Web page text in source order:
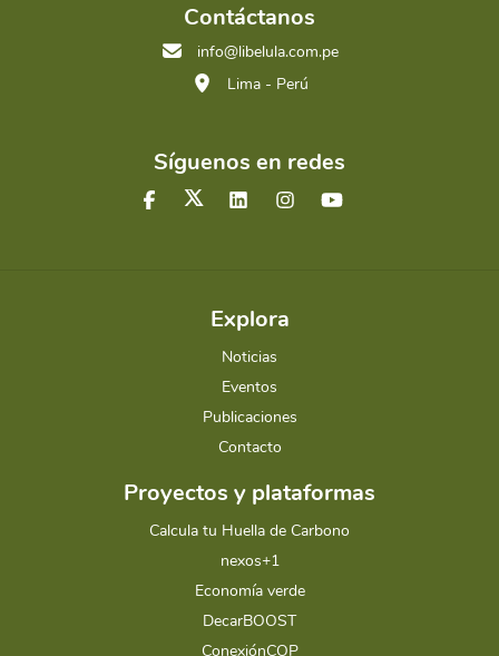
Contáctanos
info@libelula.com.pe
Lima - Perú
Síguenos en redes
Explora
Noticias
Eventos
Publicaciones
Contacto
Proyectos y plataformas
Calcula tu Huella de Carbono
nexos+1
Economía verde
DecarBOOST
ConexiónCOP